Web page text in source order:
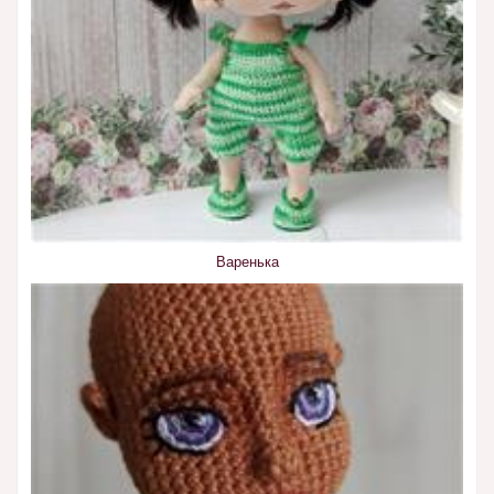
Варенька